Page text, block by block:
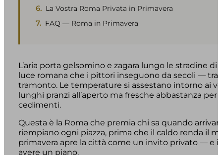
La Vostra Roma Privata in Primavera
FAQ — Roma in Primavera
L’aria porta gelsomino e zagara lungo le stradine di
luce romana che i pittori inseguono da secoli —
tramonto. Le temperature si assestano intorno ai
lunghi pranzi all’aperto ma fresche abbastanza per
cedimenti.
Questa è la Roma che premia chi sa quando
riempiano ogni piazza, prima che il caldo renda il
primavera apre la città come un invito privato — e
avere un piano.